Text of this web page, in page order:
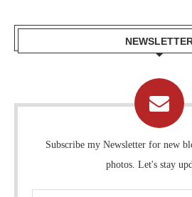
Subscribe my Newsletter for new
photos. Let's stay